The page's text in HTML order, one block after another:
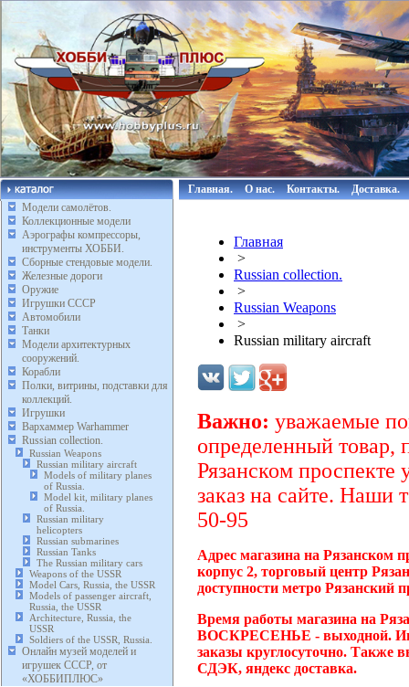
Модели самолётов.
Коллекционные модели
Аэрографы компрессоры,
инструменты ХОББИ.
Сборные стендовые модели.
Железные дороги
Оружие
Игрушки СССР
Автомобили
Танки
Модели архитектурных
сооружений.
Корабли
Полки, витрины, подставки для
коллекций.
Игрушки
Вархаммер Warhammer
Russian collection.
Russian Weapons
Russian military aircraft
Models of military planes
of Russia.
Model kit, military planes
of Russia.
Russian military
helicopters
Russian submarines
Russian Tanks
The Russian military cars
Weapons of the USSR
Model Cars, Russia, the USSR
Models of passenger aircraft,
Russia, the USSR
Architecture, Russia, the
USSR
Soldiers of the USSR, Russia.
Онлайн музей моделей и
игрушек СССР, от
«ХОББИПЛЮС»
Главная. О нас. Контакты. Доставка.
Главная
>
Russian collection.
>
Russian Weapons
>
Russian military aircraft
Важно: уважаемые
определенный товар,
Рязанском проспекте
заказ на сайте. Наши
50-95
Адрес магазина на Рязанском
корпус 2, торговый центр
доступности метро Рязанский
Время работы магазина на
ВОСКРЕСЕНЬЕ - выходной.
заказы круглосуточно. Также
СДЭК, яндекс доставка.